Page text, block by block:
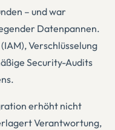
– und war
Datenpannen.
Verschlüsselung
Security-Audits
erhöht nicht
Verantwortung,